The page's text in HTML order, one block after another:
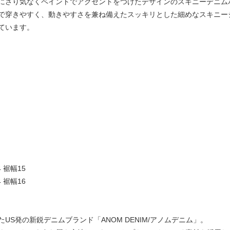
きやすく、動きやすさを兼ね備えたスッキリとした細めなスキニー
ます。
裾幅15
裾幅16
発の新鋭デニムブランド「ANOM DENIM/アノムデニム」。